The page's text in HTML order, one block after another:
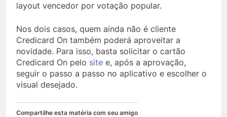
layout vencedor por votação popular.
Nos dois casos, quem ainda não é cliente
Credicard On também poderá aproveitar a
novidade. Para isso, basta solicitar o cartão
Credicard On pelo site e, após a aprovação,
seguir o passo a passo no aplicativo e escolher o
visual desejado.
Compartilhe esta matéria com seu amigo